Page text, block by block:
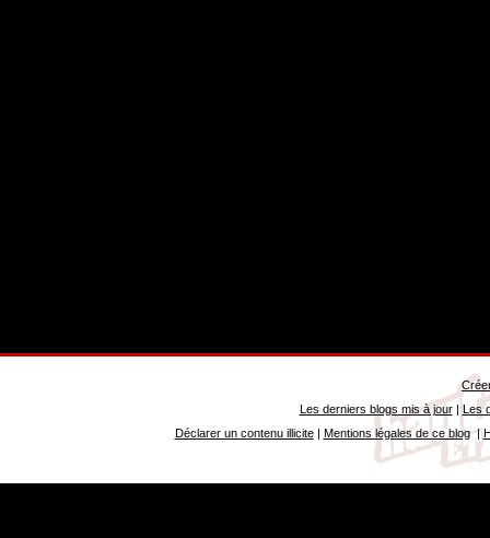
Les derniers blogs mis à jour| Les
Déclarer un contenu illicite| Mentions légales de ce blog|